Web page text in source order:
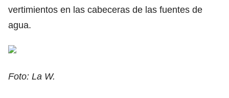
vertimientos en las cabeceras de las fuentes de
agua.
Foto: La W.